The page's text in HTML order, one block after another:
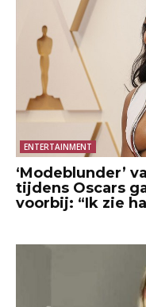
ENTERTAINMENT
‘Modeblunder’
tijdens Oscars
voorbij: “Ik zie